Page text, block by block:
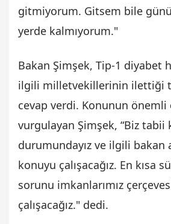
gitmiyorum. Gitsem bile
yerde kalmıyorum."
Bakan Şimşek, Tip-1 diyabet
ilgili milletvekillerinin ilettiği
cevap verdi. Konunun
vurgulayan Şimşek, “Biz tabii
durumundayız ve ilgili bakan
konuyu çalışacağız. En kısa
sorunu imkanlarımız
çalışacağız." dedi.